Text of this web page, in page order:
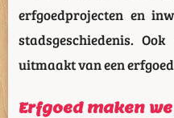
erfgoedprojecten en
stadsgeschiedenis.
uitmaakt van een
Erfgoed maken